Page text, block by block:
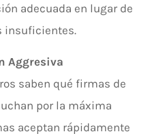
adecuada en lugar de
insuficientes.
Aggresiva
saben qué firmas de
por la máxima
aceptan rápidamente